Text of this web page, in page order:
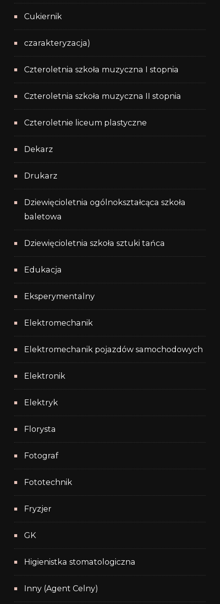
Cukiernik
czarakteryzacja)
Czteroletnia szkoła muzyczna I stopnia
Czteroletnia szkoła muzyczna II stopnia
Czteroletnie liceum plastyczne
Dekarz
Drukarz
Dziewięcioletnia ogólnokształcąca szkoła
baletowa
Dziewięcioletnia szkoła sztuki tańca
Edukacja
Eksperymentalny
Elektromechanik
Elektromechanik pojazdów samochodowych
Elektronik
Elektryk
Florysta
Fotograf
Fototechnik
Fryzjer
GK
Higienistka stomatologiczna
Inny (Agent Celny)